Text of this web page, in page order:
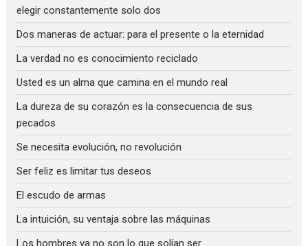
elegir constantemente solo dos
Dos maneras de actuar: para el presente o la eternidad
La verdad no es conocimiento reciclado
Usted es un alma que camina en el mundo real
La dureza de su corazón es la consecuencia de sus
pecados
Se necesita evolución, no revolución
Ser feliz es limitar tus deseos
El escudo de armas
La intuición, su ventaja sobre las máquinas
Los hombres ya no son lo que solían ser